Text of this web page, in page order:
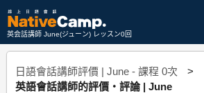
英会話講師 June(ジューン) レッスン0回
日語會話講師評價 | June - 課程 0次
英語會話講師的評價・評論 | June